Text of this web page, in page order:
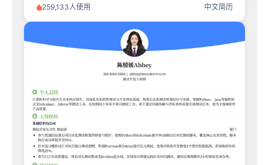
259,133人使用 中文简历